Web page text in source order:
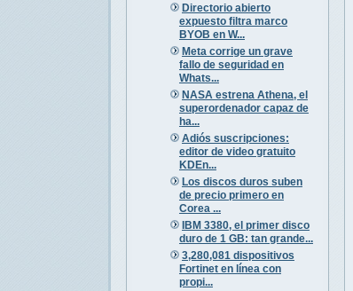
Directorio abierto
expuesto filtra marco
BYOB en W...
Meta corrige un grave
fallo de seguridad en
Whats...
NASA estrena Athena, el
superordenador capaz de
ha...
Adiós suscripciones:
editor de video gratuito
KDEn...
Los discos duros suben
de precio primero en
Corea ...
IBM 3380, el primer disco
duro de 1 GB: tan grande...
3,280,081 dispositivos
Fortinet en línea con
propi...